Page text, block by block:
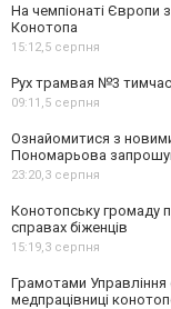
На чемпіонаті Європи
Конотопа
15:12,5 серпня
Рух трамвая №3
09:11,5 серпня
Ознайомитися з новими
Пономарьова
23:20,3 серпня
Конотопську громаду
справах біженців
15:19,3 серпня
Грамотами Управління
медпрацівниці